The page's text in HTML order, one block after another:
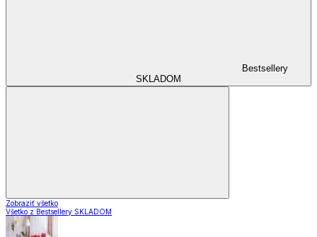
Bestsellery
SKLADOM
Zobraziť všetko
Všetko z Bestsellery SKLADOM